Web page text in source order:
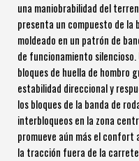
una maniobrabilidad del
presenta un compuesto de la
moldeado en un patrón de
de funcionamiento
bloques de huella de hombro
estabilidad direccional y
los bloques de la banda de
interbloqueos en la zona
promueve aún más el
la tracción fuera de la